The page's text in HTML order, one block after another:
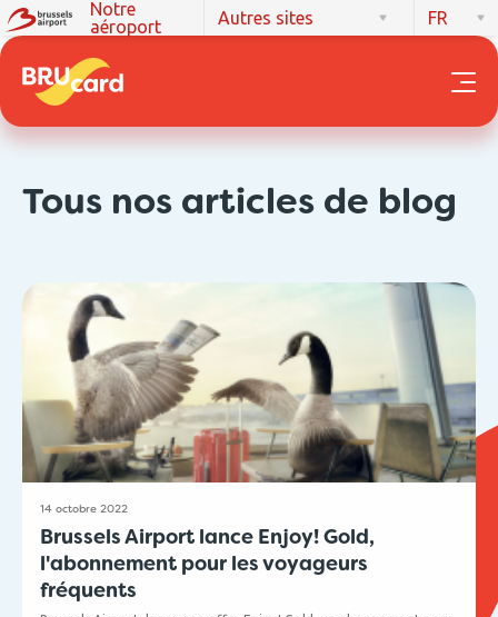
Notre
aéroport
Autres sites FR
Tous nos articles de blog
14 octobre 2022
Brussels Airport lance Enjoy! Gold,
l'abonnement pour les voyageurs
fréquents